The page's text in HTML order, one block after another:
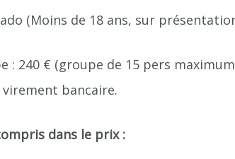
(Moins de 18 ans, sur
: 240 € (groupe de 15 pers
bancaire.
dans le prix :